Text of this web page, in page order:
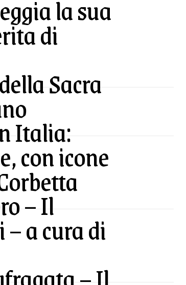
la sua
di
Sacra
Italia:
con icone
– Il
a cura di